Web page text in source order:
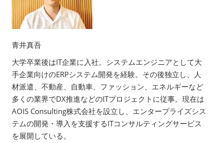
青井真吾
大学卒業後はIT企業に入社。システムエンジニアとして大
手企業向けのERPシステム開発を経験。その後独立し、人
材派遣、不動産、自動車、ファッション、エネルギーなど
多くの業界でDX推進などのITプロジェクトに従事。現在は
AOIS Consulting株式会社を設立し、エンタープライズシス
テムの開発・導入を支援するITコンサルティングサービス
を展開している。